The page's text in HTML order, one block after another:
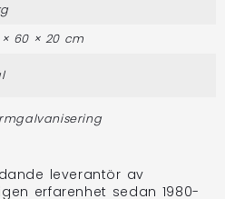
60 × 20 cm
leverantör av
erfarenhet sedan 1980-